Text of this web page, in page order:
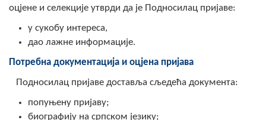
оцјене и селекције утврди да је Подносилац пријаве:
у сукобу интереса,
дао лажне информације.
Потребна документација и оцјена пријава
Подносилац пријаве доставља сљедећа документа:
попуњену пријаву;
биографију на српском језику;